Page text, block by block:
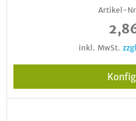
Artikel-
inkl. MwSt.